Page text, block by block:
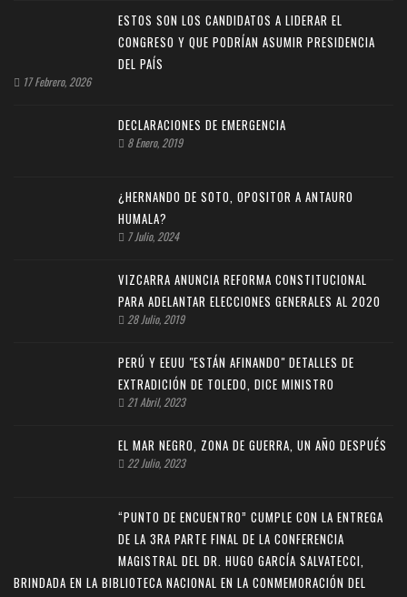
ESTOS SON LOS CANDIDATOS A LIDERAR EL
CONGRESO Y QUE PODRÍAN ASUMIR PRESIDENCIA
DEL PAÍS
17 Febrero, 2026
DECLARACIONES DE EMERGENCIA
8 Enero, 2019
¿HERNANDO DE SOTO, OPOSITOR A ANTAURO
HUMALA?
7 Julio, 2024
VIZCARRA ANUNCIA REFORMA CONSTITUCIONAL
PARA ADELANTAR ELECCIONES GENERALES AL 2020
28 Julio, 2019
PERÚ Y EEUU "ESTÁN AFINANDO" DETALLES DE
EXTRADICIÓN DE TOLEDO, DICE MINISTRO
21 Abril, 2023
EL MAR NEGRO, ZONA DE GUERRA, UN AÑO DESPUÉS
22 Julio, 2023
“PUNTO DE ENCUENTRO” CUMPLE CON LA ENTREGA
DE LA 3RA PARTE FINAL DE LA CONFERENCIA
MAGISTRAL DEL DR. HUGO GARCÍA SALVATECCI,
BRINDADA EN LA BIBLIOTECA NACIONAL EN LA CONMEMORACIÓN DEL